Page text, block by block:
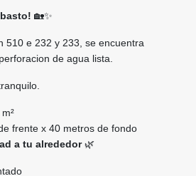
🏡✨
510 e 232 y 233, se encuentra
de agua lista.
frente x 40 metros de fondo
a tu alrededor🌿